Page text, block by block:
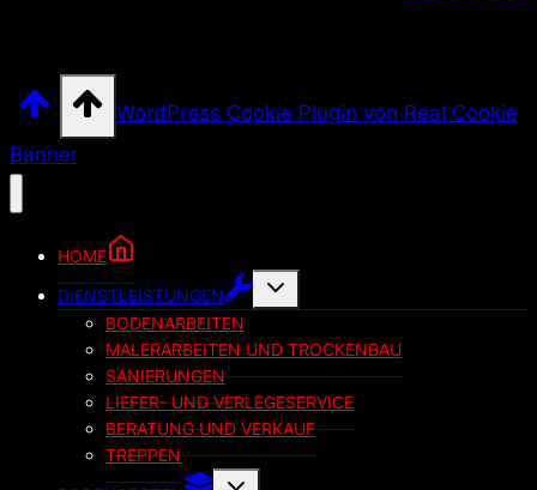
WordPress Cookie Plugin von Real Cookie
Banner
HOME
DIENSTLEISTUNGEN
Untermenü
BODENARBEITEN
MALERARBEITEN UND TROCKENBAU
SANIERUNGEN
LIEFER- UND VERLEGESERVICE
BERATUNG UND VERKAUF
TREPPEN
Untermenü